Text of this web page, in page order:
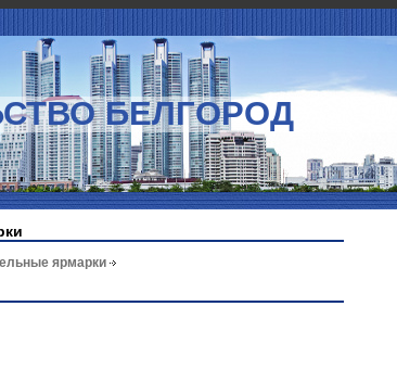
БЕЛГОРОД
ярмарки